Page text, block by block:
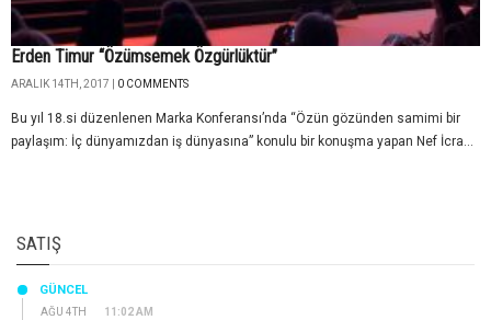
Erden Timur “Özümsemek Özgürlüktür”
ARALIK 14TH, 2017 | 0 COMMENTS
Bu yıl 18.si düzenlenen Marka Konferansı’nda “Özün gözünden samimi bir
paylaşım: İç dünyamızdan iş dünyasına” konulu bir konuşma yapan Nef İcra...
SATIŞ
AĞU 4TH 11:02 AM
GÜNCEL